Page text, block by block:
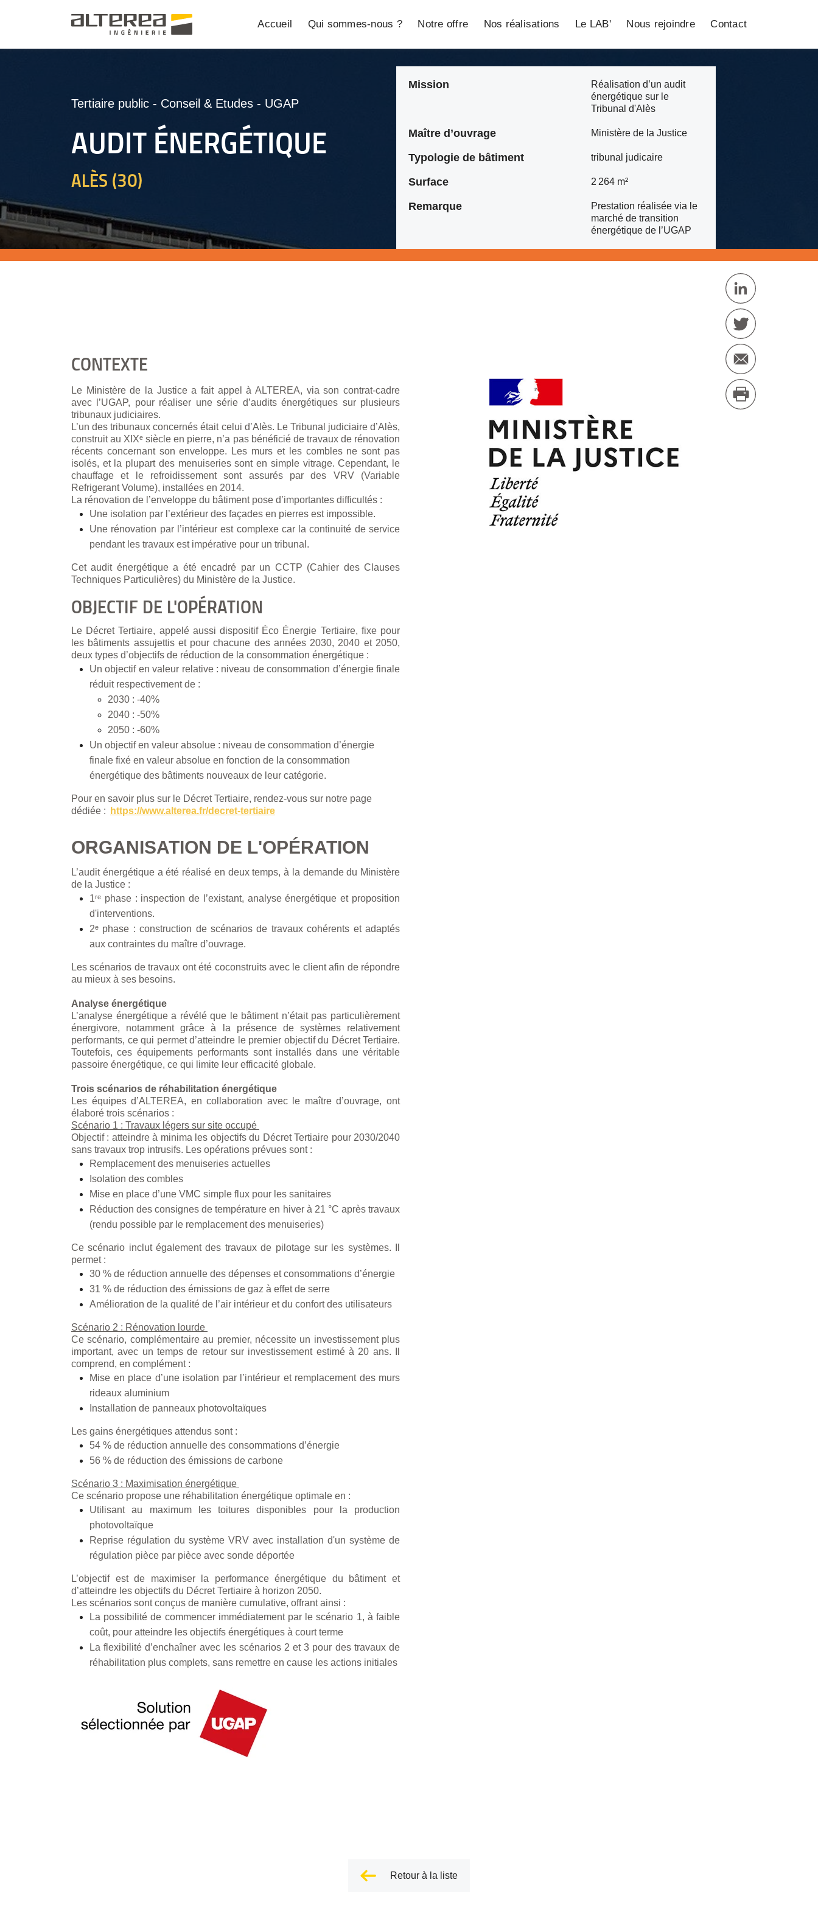
Accueil Qui sommes-nous ? Notre offre Nos réalisations Le LAB' Nous rejoindre Contact
Tertiaire public - Conseil & Etudes - UGAP
AUDIT ÉNERGÉTIQUE
ALÈS (30)
Mission
Réalisation d’un audit
énergétique sur le
Tribunal d'Alès
Maître d’ouvrage Ministère de la Justice
Typologie de bâtiment tribunal judicaire
Surface 2 264 m²
Remarque
Prestation réalisée via le
marché de transition
énergétique de l’UGAP
CONTEXTE
Le Ministère de la Justice a fait appel à ALTEREA, via son contrat-cadre
avec l’UGAP, pour réaliser une série d’audits énergétiques sur plusieurs
tribunaux judiciaires.
L’un des tribunaux concernés était celui d’Alès. Le Tribunal judiciaire d’Alès,
construit au XIXᵉ siècle en pierre, n’a pas bénéficié de travaux de rénovation
récents concernant son enveloppe. Les murs et les combles ne sont pas
isolés, et la plupart des menuiseries sont en simple vitrage. Cependant, le
chauffage et le refroidissement sont assurés par des VRV (Variable
Refrigerant Volume), installées en 2014.
La rénovation de l’enveloppe du bâtiment pose d’importantes difficultés :
Une isolation par l’extérieur des façades en pierres est impossible.
Une rénovation par l’intérieur est complexe car la continuité de service
pendant les travaux est impérative pour un tribunal.
Cet audit énergétique a été encadré par un CCTP (Cahier des Clauses
Techniques Particulières) du Ministère de la Justice.
OBJECTIF DE L'OPÉRATION
Le Décret Tertiaire, appelé aussi dispositif Éco Énergie Tertiaire, fixe pour
les bâtiments assujettis et pour chacune des années 2030, 2040 et 2050,
deux types d’objectifs de réduction de la consommation énergétique :
Un objectif en valeur relative : niveau de consommation d’énergie finale
réduit respectivement de :
2030 : -40%
2040 : -50%
2050 : -60%
Un objectif en valeur absolue : niveau de consommation d’énergie
finale fixé en valeur absolue en fonction de la consommation
énergétique des bâtiments nouveaux de leur catégorie.
Pour en savoir plus sur le Décret Tertiaire, rendez-vous sur notre page
dédiée :
https://www.alterea.fr/decret-tertiaire
ORGANISATION DE L'OPÉRATION
L’audit énergétique a été réalisé en deux temps, à la demande du Ministère
de la Justice :
1ʳᵉ phase : inspection de l’existant, analyse énergétique et proposition
d'interventions.
2ᵉ phase : construction de scénarios de travaux cohérents et adaptés
aux contraintes du maître d’ouvrage.
Les scénarios de travaux ont été coconstruits avec le client afin de répondre
au mieux à ses besoins.
Analyse énergétique
L’analyse énergétique a révélé que le bâtiment n’était pas particulièrement
énergivore, notamment grâce à la présence de systèmes relativement
performants, ce qui permet d’atteindre le premier objectif du Décret Tertiaire.
Toutefois, ces équipements performants sont installés dans une véritable
passoire énergétique, ce qui limite leur efficacité globale.
Trois scénarios de réhabilitation énergétique
Les équipes d’ALTEREA, en collaboration avec le maître d’ouvrage, ont
élaboré trois scénarios :
Scénario 1 : Travaux légers sur site occupé
Objectif : atteindre à minima les objectifs du Décret Tertiaire pour 2030/2040
sans travaux trop intrusifs. Les opérations prévues sont :
Remplacement des menuiseries actuelles
Isolation des combles
Mise en place d’une VMC simple flux pour les sanitaires
Réduction des consignes de température en hiver à 21 °C après travaux
(rendu possible par le remplacement des menuiseries)
Ce scénario inclut également des travaux de pilotage sur les systèmes. Il
permet :
30 % de réduction annuelle des dépenses et consommations d’énergie
31 % de réduction des émissions de gaz à effet de serre
Amélioration de la qualité de l’air intérieur et du confort des utilisateurs
Scénario 2 : Rénovation lourde
Ce scénario, complémentaire au premier, nécessite un investissement plus
important, avec un temps de retour sur investissement estimé à 20 ans. Il
comprend, en complément :
Mise en place d’une isolation par l’intérieur et remplacement des murs
rideaux aluminium
Installation de panneaux photovoltaïques
Les gains énergétiques attendus sont :
54 % de réduction annuelle des consommations d’énergie
56 % de réduction des émissions de carbone
Scénario 3 : Maximisation énergétique
Ce scénario propose une réhabilitation énergétique optimale en :
Utilisant au maximum les toitures disponibles pour la production
photovoltaïque
Reprise régulation du système VRV avec installation d'un système de
régulation pièce par pièce avec sonde déportée
L’objectif est de maximiser la performance énergétique du bâtiment et
d’atteindre les objectifs du Décret Tertiaire à horizon 2050.
Les scénarios sont conçus de manière cumulative, offrant ainsi :
La possibilité de commencer immédiatement par le scénario 1, à faible
coût, pour atteindre les objectifs énergétiques à court terme
La flexibilité d’enchaîner avec les scénarios 2 et 3 pour des travaux de
réhabilitation plus complets, sans remettre en cause les actions initiales
Retour à la liste